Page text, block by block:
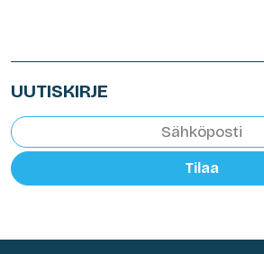
UUTISKIRJE
Tilaa